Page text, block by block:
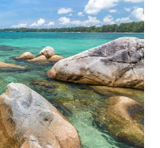
yang Masih Asri
2026
SEARCH